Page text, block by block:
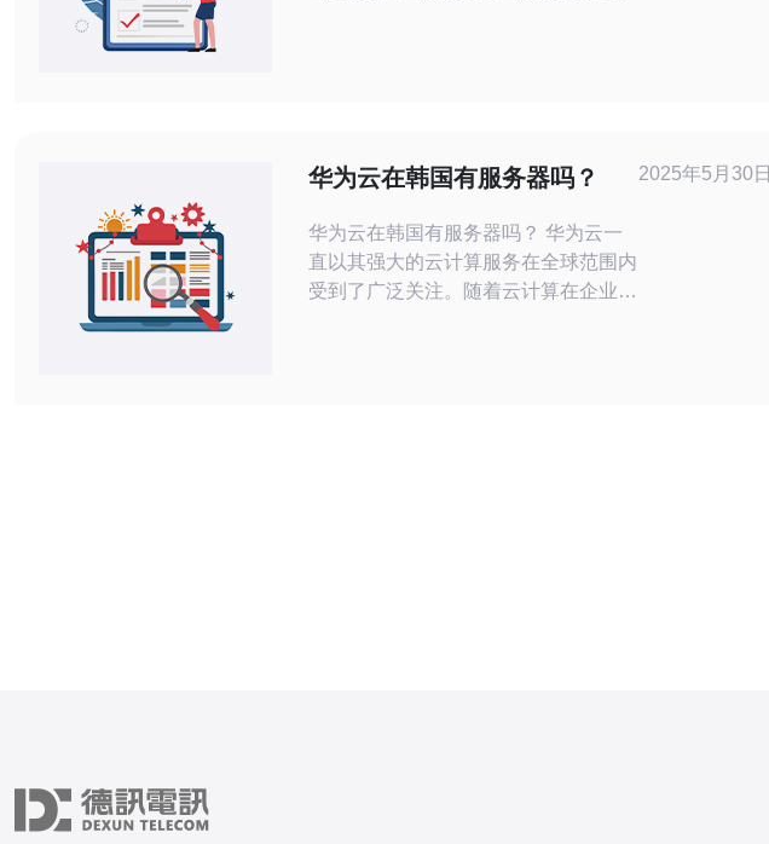
应以网络质量、带宽计费模式和延时
（Latency）为评估核心。
华为云在韩国有服务器吗？
华为云在韩国有服务器吗？ 华为云一
直以其强大的云计算服务在全球范围内
受到了广泛关注。随着云计算在企业和
2025年5月30日